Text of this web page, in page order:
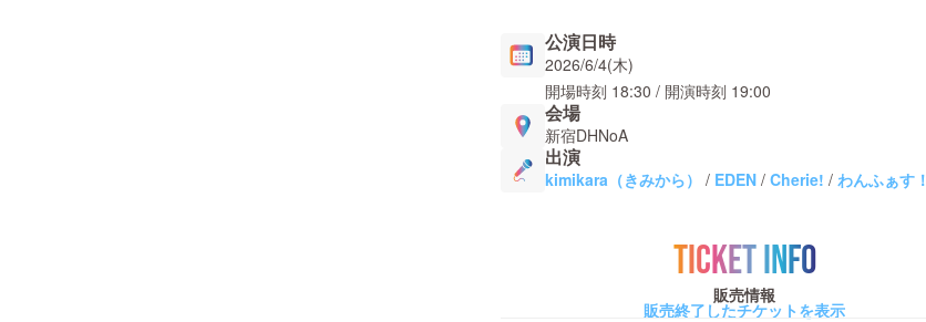
公演日時
2026/6/4(木)
開場時刻 18:30 / 開演時刻 19:00
会場
新宿DHNoA
出演
kimikara（きみから） / EDEN / Cherie! / わんふぁす！
TICKET INFO
販売情報
販売終了したチケットを表示